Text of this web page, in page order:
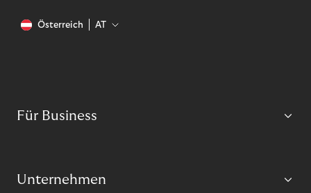
Österreich AT
Für Business
Unternehmen